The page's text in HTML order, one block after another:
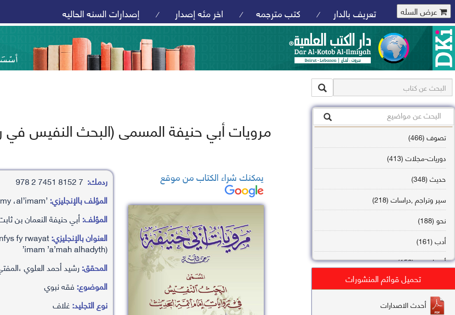
عرض السله تعريف بالدار / كتب مترجمه / اخر مئه إصدار / إصدارات السنه الحاليه
تصوف (466)
دوريات-مجلات (413)
حديث (348)
سير وتراجم ,دراسات (218)
نحو (188)
أدب (161)
أصول فقه (158)
تاريخ (138)
تحميل قوائم المنشورات
أحدث الاصدارات
مرويات أبي حنيفة المسمى (البحث النفيس في
يمكنك شراء الكتاب من موقع ردمك: 7 8152 7451 2 978
المؤلف بالإنجليزي:’aby hanyfah aln’aman bn thabt altymy ،al’imam
المؤلف:أبي حنيفة النعمان بن
العنوان بالإنجليزي:fy rwayat
’imam ’a’mah alhadyth)
المحقق:رشيد أحمد العلوي
الموضوع:فقه نبوي
نوع التجليد:غلاف